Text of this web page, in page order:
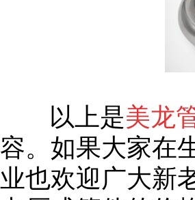
以上是美龙
容。如果大家在
业也欢迎广大新